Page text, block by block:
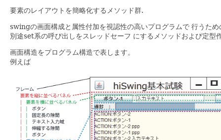
要素のレイアウトを簡略化するメソッド群.
swingの画面構成と属性付加を視認性の高いプログラムで 行うため
別途set系の呼び出しをスレッドセーフ にするメソッドおよび定型
画面構造をプログラム構造で表します。
例えば